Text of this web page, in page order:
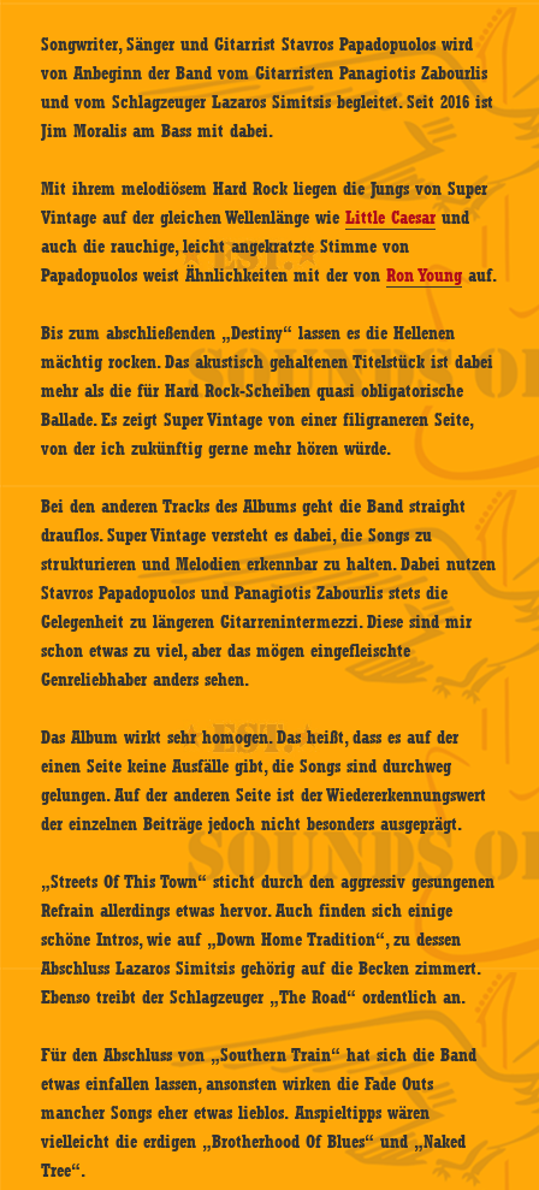
Songwriter, Sänger und Gitarrist Stavros Papadopuolos wird
von Anbeginn der Band vom Gitarristen Panagiotis Zabourlis
und vom Schlagzeuger Lazaros Simitsis begleitet. Seit 2016 ist
Jim Moralis am Bass mit dabei.
Mit ihrem melodiösem Hard Rock liegen die Jungs von Super
Vintage auf der gleichen Wellenlänge wieLittle Caesar und
auch die rauchige, leicht angekratzte Stimme von
Papadopuolos weist Ähnlichkeiten mit der vonRon Young auf.
Bis zum abschließenden „Destiny“ lassen es die Hellenen
mächtig rocken. Das akustisch gehaltenen Titelstück ist dabei
mehr als die für Hard Rock-Scheiben quasi obligatorische
Ballade. Es zeigt Super Vintage von einer filigraneren Seite,
von der ich zukünftig gerne mehr hören würde.
Bei den anderen Tracks des Albums geht die Band straight
drauflos. Super Vintage versteht es dabei, die Songs zu
strukturieren und Melodien erkennbar zu halten. Dabei nutzen
Stavros Papadopuolos und Panagiotis Zabourlis stets die
Gelegenheit zu längeren Gitarrenintermezzi. Diese sind mir
schon etwas zu viel, aber das mögen eingefleischte
Genreliebhaber anders sehen.
Das Album wirkt sehr homogen. Das heißt, dass es auf der
einen Seite keine Ausfälle gibt, die Songs sind durchweg
gelungen. Auf der anderen Seite ist der Wiedererkennungswert
der einzelnen Beiträge jedoch nicht besonders ausgeprägt.
„Streets Of This Town“ sticht durch den aggressiv gesungenen
Refrain allerdings etwas hervor. Auch finden sich einige
schöne Intros, wie auf „Down Home Tradition“, zu dessen
Abschluss Lazaros Simitsis gehörig auf die Becken zimmert.
Ebenso treibt der Schlagzeuger „The Road“ ordentlich an.
Für den Abschluss von „Southern Train“ hat sich die Band
etwas einfallen lassen, ansonsten wirken die Fade Outs
mancher Songs eher etwas lieblos. Anspieltipps wären
vielleicht die erdigen „Brotherhood Of Blues“ und „Naked
Tree“.